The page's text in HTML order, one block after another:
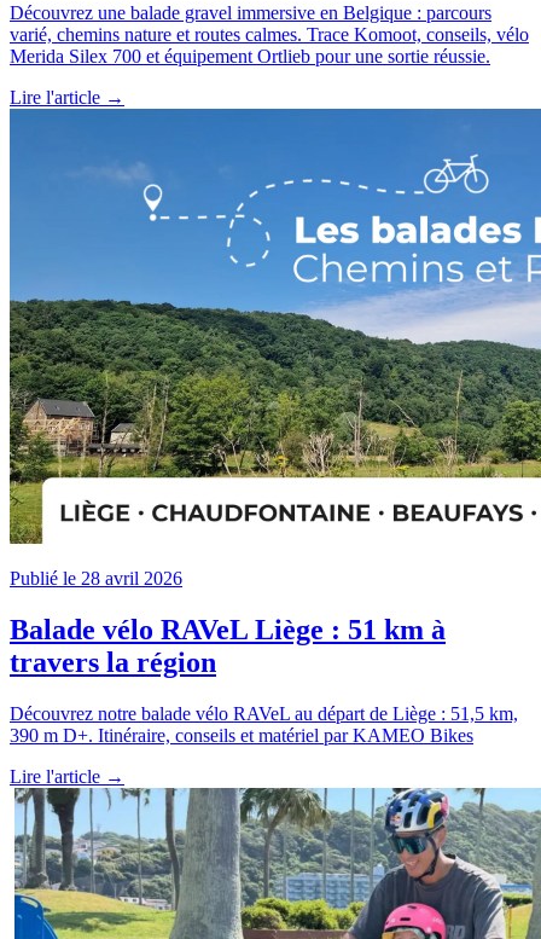
Découvrez une balade gravel immersive en Belgique : parcours
varié, chemins nature et routes calmes. Trace Komoot, conseils, vélo
Merida Silex 700 et équipement Ortlieb pour une sortie réussie.
Lire l'article →
Publié le 28 avril 2026
Balade vélo RAVeL Liège : 51 km à
travers la région
Découvrez notre balade vélo RAVeL au départ de Liège : 51,5 km,
390 m D+. Itinéraire, conseils et matériel par KAMEO Bikes
Lire l'article →